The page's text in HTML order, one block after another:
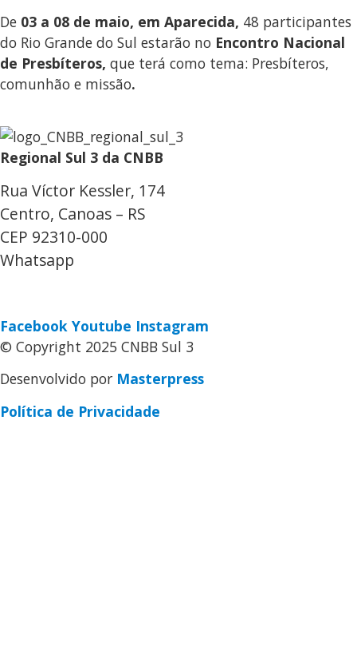
De 03 a 08 de maio, em Aparecida, 48 participantes
do Rio Grande do Sul estarão no Encontro Nacional
de Presbíteros, que terá como tema: Presbíteros,
comunhão e missão.
Regional Sul 3 da CNBB
Rua Víctor Kessler, 174
Centro, Canoas – RS
CEP 92310-000
Whatsapp
Facebook Youtube Instagram
© Copyright 2025 CNBB Sul 3
Desenvolvido por Masterpress
Política de Privacidade